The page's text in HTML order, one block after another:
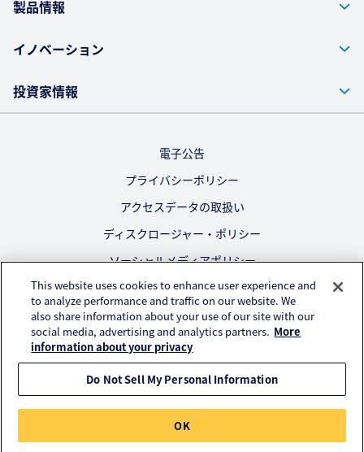
製品情報
イノベーション
投資家情報
電子公告
プライバシーポリシー
アクセスデータの取扱い
ディスクロージャー・ポリシー
ソーシャルメディアポリシー
ご利用にあたって
公式SNS
© KURARAY CO., LTD. All RIGHTS RESERVED.
This website uses cookies to enhance user experience and
to analyze performance and traffic on our website. We
also share information about your use of our site with our
social media, advertising and analytics partners. More
information about your privacy
Do Not Sell My Personal Information
OK